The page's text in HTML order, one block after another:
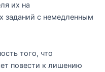
их на
заданий с немедленным
того, что
повести к лишению